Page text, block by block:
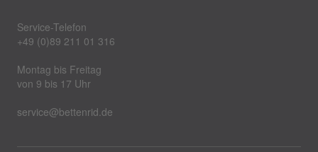
Service-Telefon
+49 (0)89 211 01 316
Montag bis Freitag
von 9 bis 17 Uhr
service@bettenrid.de